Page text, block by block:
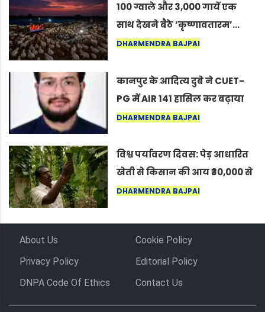
100 ग्वाले और 3,000 गायें एक
साथ देखने बैठे ‘कृष्णावतारम’…
नागपुर में दिखा ऐसा नज़ारा कि
कर सकते हैं”
DHARMENDRA BAJPAI
कानपुर के आदित्य दुबे ने CUET-
PG में AIR 141 हासिल कर बढ़ाया
शहर का मान
DHARMENDRA BAJPAI
विश्व पर्यावरण दिवस: पेड़ आधारित
खेती से किसान की आय ₹30,000 से
बढ़कर ₹3 लाख प्रति एकड़ हुई
DHARMENDRA BAJPAI
About Us
Cookie Policy
Privacy Policy
Editorial Policy
DNPA Code Of Ethics
Contact Us